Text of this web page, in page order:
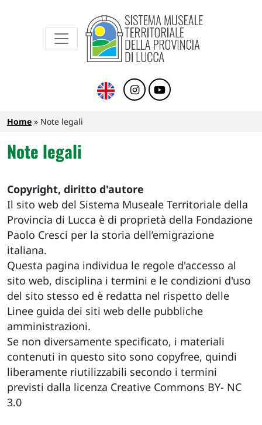
Sistema Museale Territoriale della
Briciole di pane
Home Note legali
Note legali
Copyright, diritto d'autore
Il sito web del Sistema Museale Territoriale della
Provincia di Lucca è di proprietà della Fondazione
Paolo Cresci per la storia dell’emigrazione
italiana.
Questa pagina individua le regole d'accesso al
sito web, disciplina i termini e le condizioni d'uso
del sito stesso ed è redatta nel rispetto delle
Linee guida dei siti web delle pubbliche
amministrazioni.
Se non diversamente specificato, i materiali
contenuti in questo sito sono copyfree, quindi
liberamente riutilizzabili secondo i termini
previsti dalla licenza Creative Commons BY- NC
3.0